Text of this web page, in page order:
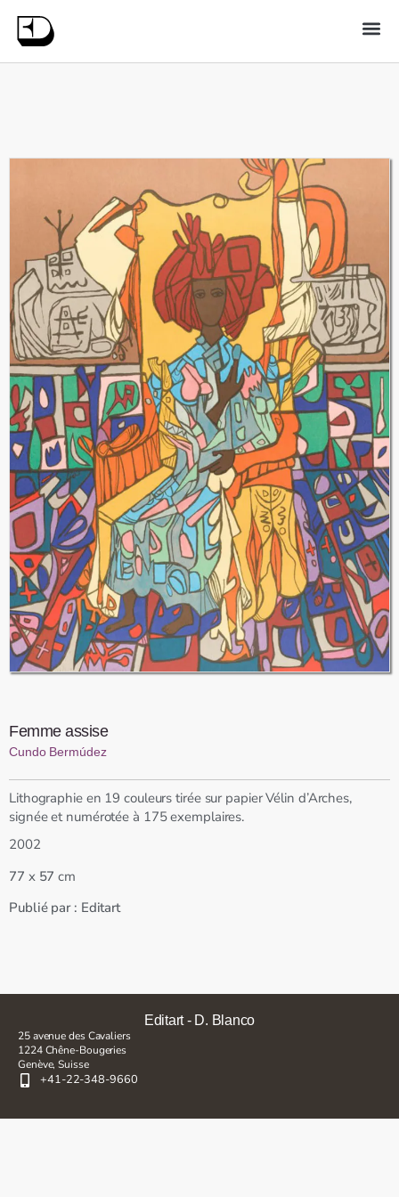
Femme assise
Cundo Bermúdez
Lithographie en 19 couleurs tirée sur papier Vélin d’Arches,
signée et numérotée à 175 exemplaires.
2002
77 x 57 cm
Publié par : Editart
Editart - D. Blanco
25 avenue des Cavaliers
1224 Chêne-Bougeries
Genève, Suisse
+41-22-348-9660